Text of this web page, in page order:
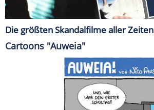
Die größten Skandalfilme aller Zeiten
Cartoons "Auweia"